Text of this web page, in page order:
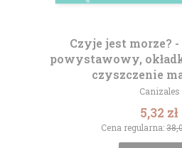
Czyje jest morze?
powystawowy,
czyszczenie
Producent
Canizales
Cena
5,32 zł
Cena regularna: